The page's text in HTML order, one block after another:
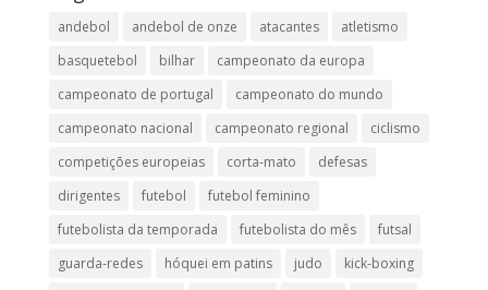
andebol andebol de onze atacantes
atletismo
basquetebol
bilhar
campeonato da europa
campeonato de portugal
campeonato do mundo
campeonato nacional
campeonato regional
ciclismo
competições europeias
corta-mato
defesas
dirigentes
futebol
futebol feminino
futebolista da temporada
futebolista do mês
futsal
guarda-redes
hóquei em patins judo
kick-boxing